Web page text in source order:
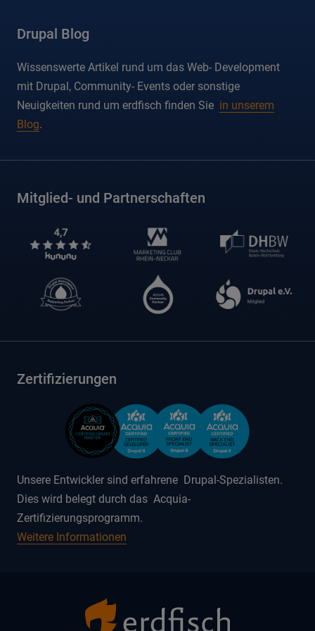
Drupal Blog
Wissenswerte Artikel rund um das Web- Development
mit Drupal, Community- Events oder sonstige
Neuigkeiten rund um erdfisch finden Sie in unserem
Blog.
Mitglied- und Partnerschaften
Zertifizierungen
Unsere Entwickler sind erfahrene Drupal-Spezialisten.
Dies wird belegt durch das Acquia-
Zertifizierungsprogramm.
Weitere Informationen